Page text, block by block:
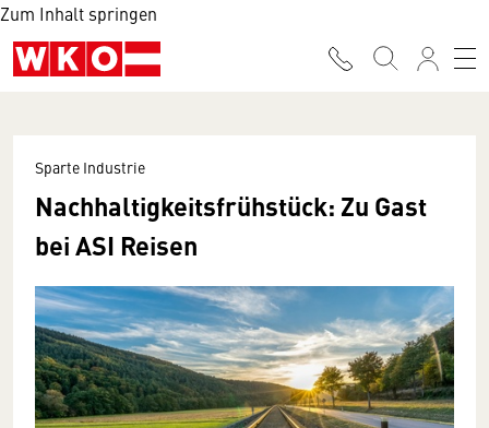
Zum Inhalt springen
Sparte Industrie
Nachhaltigkeitsfrühstück: Zu Gast
bei ASI Reisen